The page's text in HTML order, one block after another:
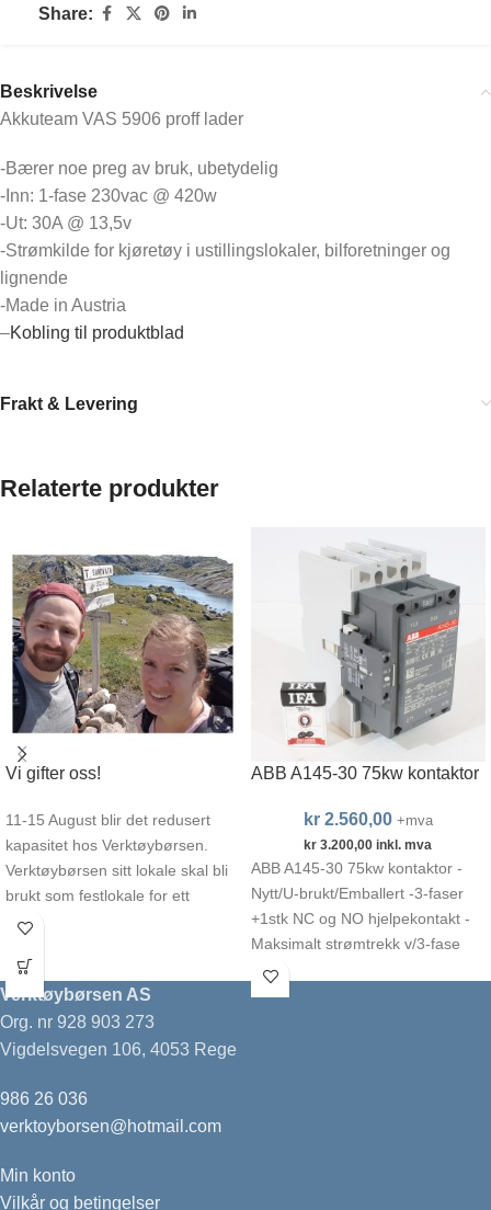
Share:
Beskrivelse
Akkuteam VAS 5906 proff lader
-Bærer noe preg av bruk, ubetydelig
-Inn: 1-fase 230vac @ 420w
-Ut: 30A @ 13,5v
-Strømkilde for kjøretøy i ustillingslokaler, bilforetninger og
lignende
-Made in Austria
–Kobling til produktblad
Frakt & Levering
Relaterte produkter
Vi gifter oss!
11-15 August blir det redusert
kapasitet hos Verktøybørsen.
Verktøybørsen sitt lokale skal bli
brukt som festlokale for ett
bryllup. Derfor
ABB A145-30 75kw kontaktor
kr 2.560,00 +mva
kr 3.200,00 inkl. mva
ABB A145-30 75kw kontaktor -
Nytt/U-brukt/Emballert -3-faser
+1stk NC og NO hjelpekontakt -
Maksimalt strømtrekk v/3-fase
400vac – 145A (75kw) -220-
230vac spole
Verktøybørsen AS
Org. nr 928 903 273
Vigdelsvegen 106, 4053 Rege
986 26 036
verktoyborsen@hotmail.com
Min konto
Vilkår og betingelser